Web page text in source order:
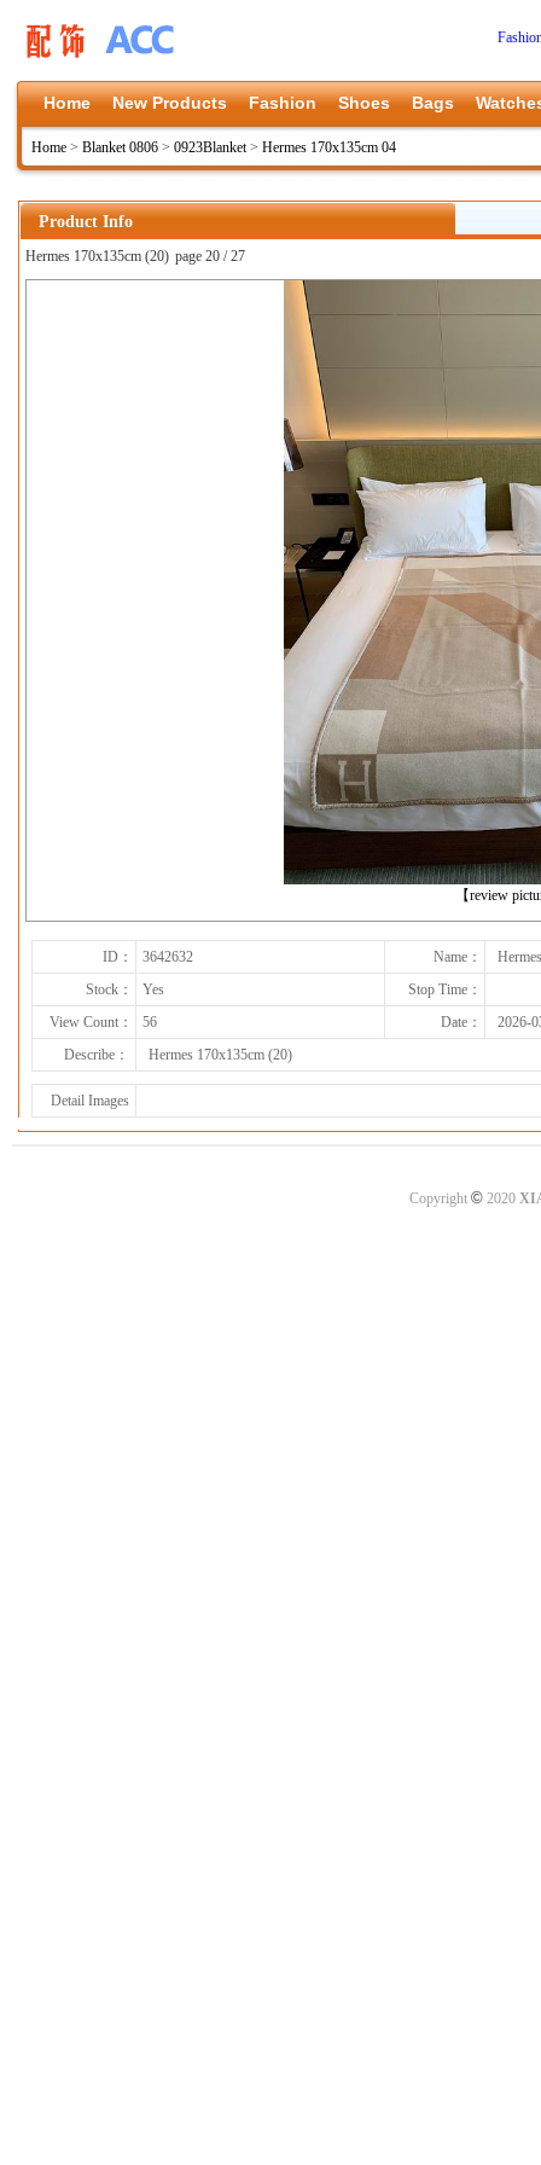
Home New Products Fashion Shoes Bags
Home > Blanket 0806 > 0923Blanket> Hermes 170x135cm 04
Product Info
Hermes 170x135cm (20) page 20 / 27
【review
下一张
ID： 3642632 Name：
Stock：
Yes
Stop Time：
View Count：
56 Date：
2026-
Describe：
Hermes 170x135cm (20)
Detail Images
Copyright ©2020